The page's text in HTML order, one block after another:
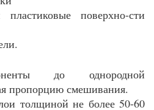
поверхно-сти
до однородной
пропорцию смешивания.
толщиной не более 50-60